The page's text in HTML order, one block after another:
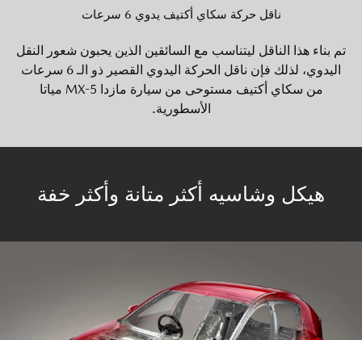
ناقل حركة سكاي أكتيف يدوي 6 سرعات
تم بناء هذا الناقل ليتناسب مع السائقين الذين يحبون شعور النقل
اليدوي، لذلك فإن ناقل الحركة اليدوي القصير ذو الـ 6 سرعات
من سكاي أكتيف مستوحى من سيارة مازدا MX-5 مياتا
الأسطورية.
هيكل وشاسيه أكثر متانة وأكثر خفة